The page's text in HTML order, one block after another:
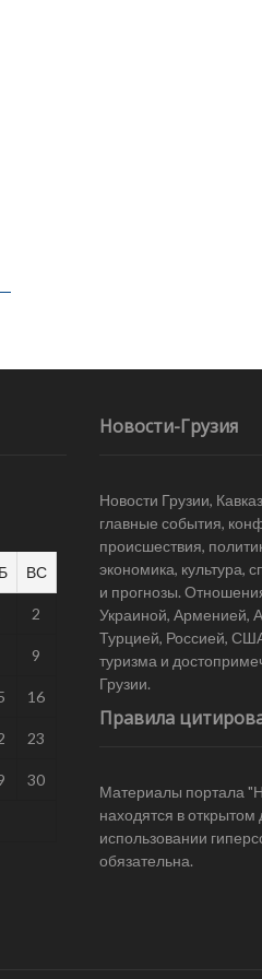
ВС
2
9
16
23
30
Новости-Грузия
Новости Грузии,
главные события,
происшествия,
экономика, культура,
и прогнозы.
Украиной, Арменией,
Турцией, Россией,
туризма и
Грузии.
Правила
Материалы портала
находятся в открытом
использовании
обязательна.